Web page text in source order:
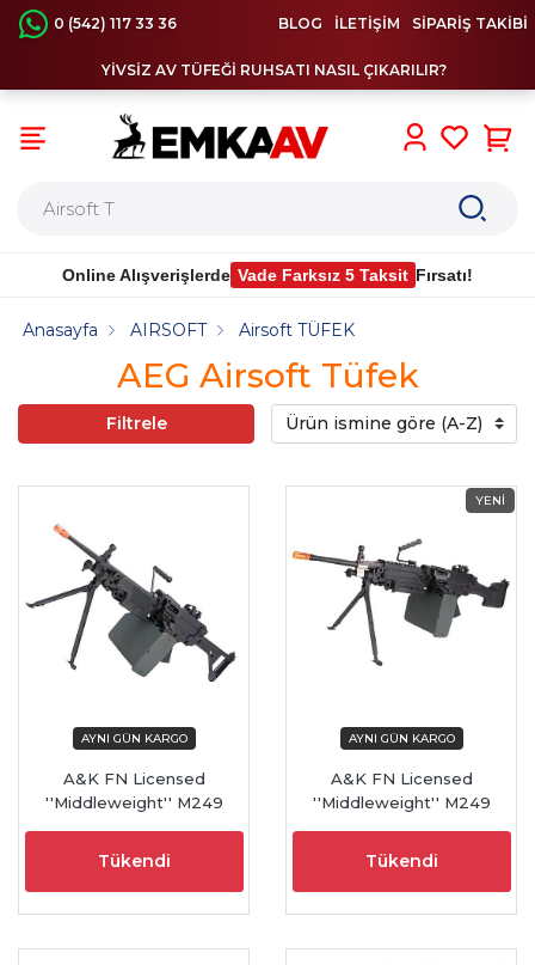
0 (542) 117 33 36 BLOG İLETİŞİM SİPARİŞ TAKİBİ
YİVSİZ AV TÜFEĞİ RUHSATI NASIL ÇIKARILIR?
Online Alışverişlerde Vade Farksız 5 Taksit Fırsatı!
AEG Airsoft Tüfek
Anasayfa AIRSOFT Airsoft TÜFEK
Filtrele
A&K FN Licensed
''Middleweight'' M249
/Black)
Tükendi
A&K FN Licensed
''Middleweight'' M249
Black)
Tükendi